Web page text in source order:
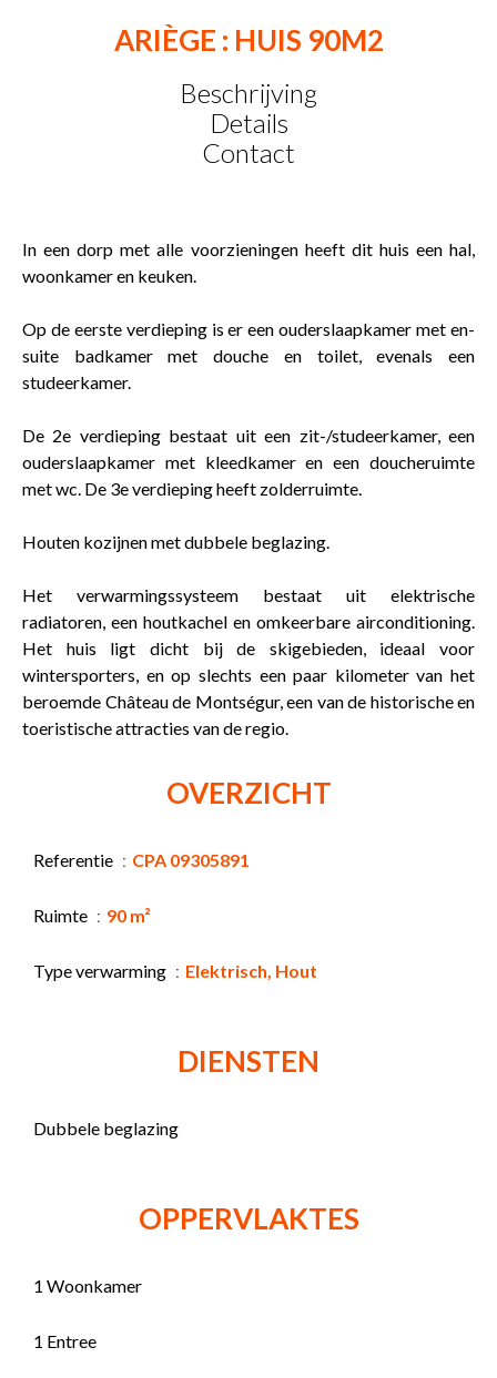
ARIÈGE : HUIS 90M2
Beschrijving
Details
Contact
In een dorp met alle voorzieningen heeft dit huis een hal,
woonkamer en keuken.
Op de eerste verdieping is er een ouderslaapkamer met en-
suite badkamer met douche en toilet, evenals een
studeerkamer.
De 2e verdieping bestaat uit een zit-/studeerkamer, een
ouderslaapkamer met kleedkamer en een doucheruimte
met wc. De 3e verdieping heeft zolderruimte.
Houten kozijnen met dubbele beglazing.
Het verwarmingssysteem bestaat uit elektrische
radiatoren, een houtkachel en omkeerbare airconditioning.
Het huis ligt dicht bij de skigebieden, ideaal voor
wintersporters, en op slechts een paar kilometer van het
beroemde Château de Montségur, een van de historische en
toeristische attracties van de regio.
OVERZICHT
Referentie CPA 09305891
Ruimte 90 m²
Type verwarming Elektrisch, Hout
DIENSTEN
Dubbele beglazing
OPPERVLAKTES
1 Woonkamer
1 Entree